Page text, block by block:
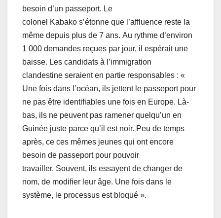
besoin d’un passeport. Le
colonel Kabako s’étonne que l’affluence reste la
même depuis plus de 7 ans. Au rythme d’environ
1 000 demandes reçues par jour, il espérait une
baisse. Les candidats à l’immigration
clandestine seraient en partie responsables : «
Une fois dans l’océan, ils jettent le passeport pour
ne pas être identifiables une fois en Europe. Là-
bas, ils ne peuvent pas ramener quelqu’un en
Guinée juste parce qu’il est noir. Peu de temps
après, ce ces mêmes jeunes qui ont encore
besoin de passeport pour pouvoir
travailler. Souvent, ils essayent de changer de
nom, de modifier leur âge. Une fois dans le
système, le processus est bloqué ».